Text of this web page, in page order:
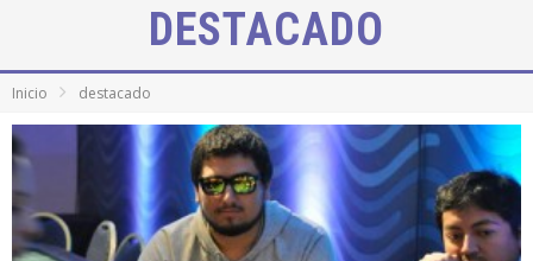
DESTACADO
Inicio destacado